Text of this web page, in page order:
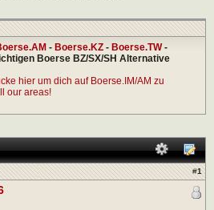
- Boerse.KZ - Boerse.TW-
Boerse BZ/SX/SH Alternative
hier um dich auf Boerse.IM/AM zu
our areas!
#1